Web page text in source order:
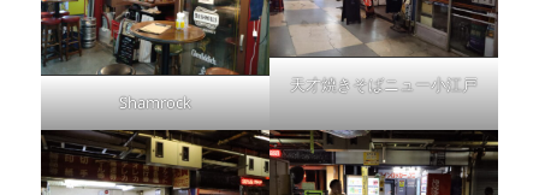
Shamrock
天才焼きそばニュー小江戸